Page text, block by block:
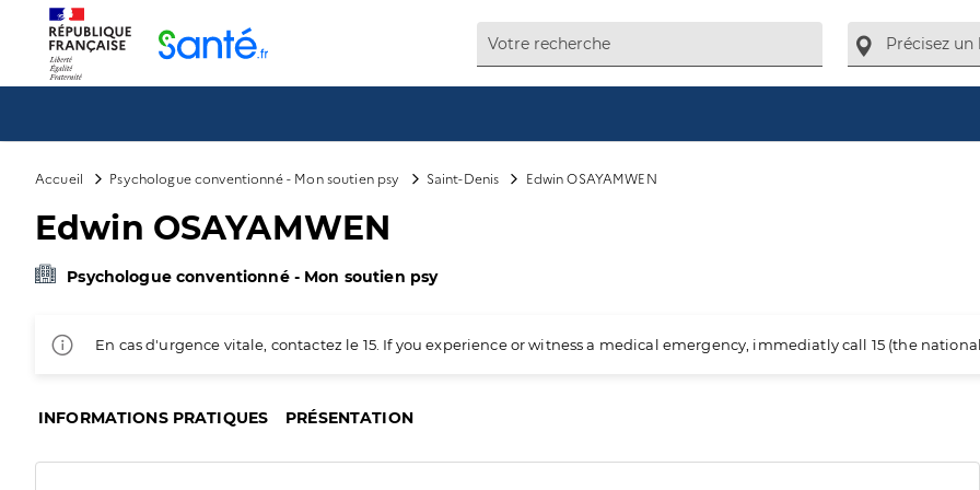
Accueil Psychologue conventionné - Mon soutien psy Saint-Denis Edwin OSAYAMWEN
Edwin OSAYAMWEN
Psychologue conventionné - Mon soutien psy
En cas d'urgence vitale, contactez le 15. If you experience or witness a medical emergency, immediatly call 15 (the
INFORMATIONS PRATIQUES PRÉSENTATION
Panneau de gestion des cookies